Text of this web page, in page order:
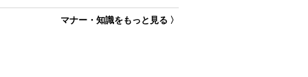
マナー・知識をもっと見る 〉